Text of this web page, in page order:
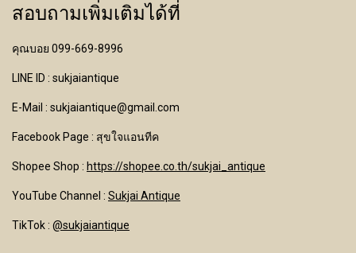
สอบถามเพิ่มเติมได้ที่
คุณบอย 099-669-8996
LINE ID : sukjaiantique
E-Mail : sukjaiantique@gmail.com
Facebook Page : สุขใจแอนทีค
Shopee Shop : https://shopee.co.th/sukjai_antique
YouTube Channel : Sukjai Antique
TikTok : @sukjaiantique